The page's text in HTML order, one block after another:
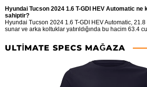
Hyundai Tucson 2024 1.6 T-GDI HEV Automatic ne
sahiptir?
Hyundai Tucson 2024 1.6 T-GDI HEV Automatic, 21.8
sunar ve arka koltuklar yatırıldığında bu hacim 63.4
ULTIMATE SPECS MAĞAZA